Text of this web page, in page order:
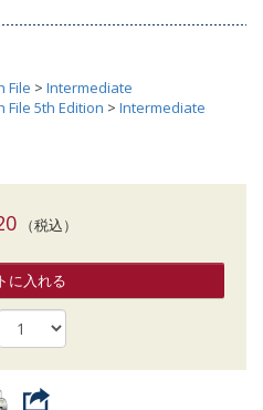
File > Intermediate
File 5th Edition > Intermediate
（税込）
に入れる